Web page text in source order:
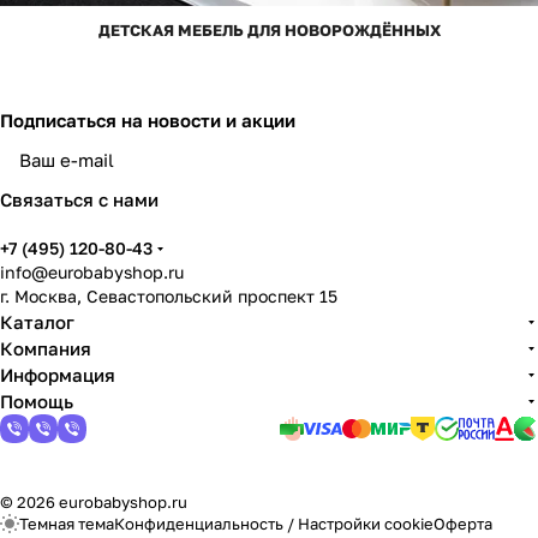
ДЕТСКАЯ МЕБЕЛЬ ДЛЯ НОВОРОЖДЁННЫХ
Подписаться на новости и акции
Связаться с нами
+7 (495) 120-80-43
info@eurobabyshop.ru
г. Москва, Севастопольский проспект 15
Каталог
Компания
Информация
Помощь
© 2026 eurobabyshop.ru
Темная темаКонфиденциальность / Настройки cookieОферта